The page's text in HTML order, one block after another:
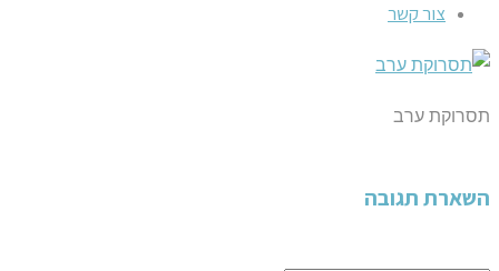
צור קשר
תסרוקת ערב
השארת תגובה